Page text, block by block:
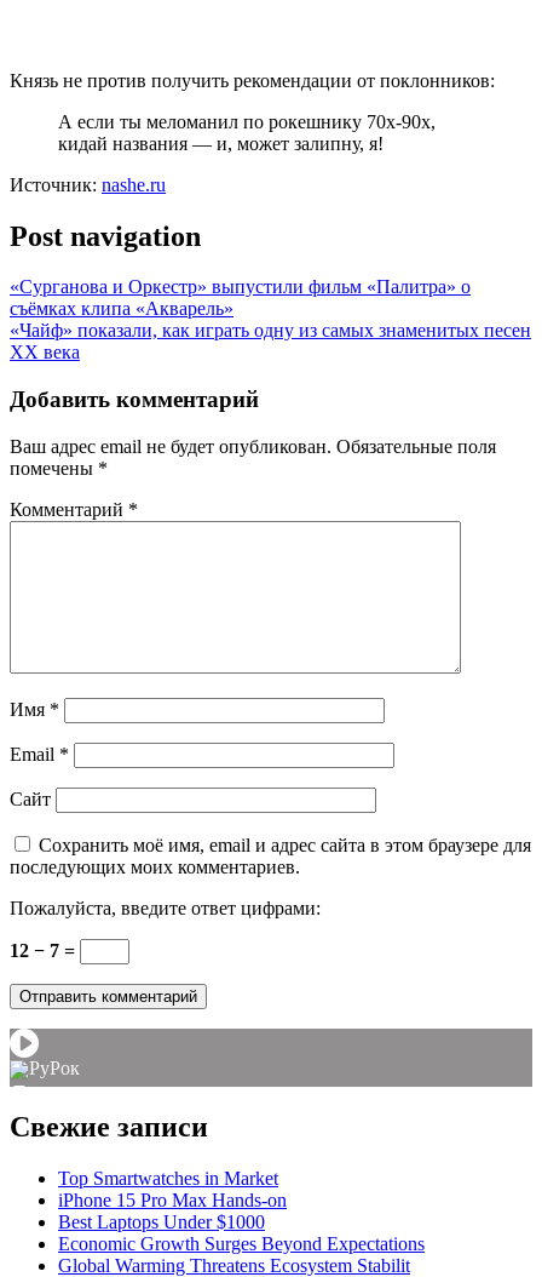
Князь не против получить рекомендации от поклонников:
А если ты меломанил по рокешнику 70х-90х,
кидай названия — и, может залипну, я!
Источник: nashe.ru
Post navigation
«Сурганова и Оркестр» выпустили фильм «Палитра» о
съёмках клипа «Акварель»
«Чайф» показали, как играть одну из самых знаменитых песен
XX века
Добавить комментарий
Ваш адрес email не будет опубликован. Обязательные поля
помечены *
Комментарий *
Имя *
Email *
Сайт
Сохранить моё имя, email и адрес сайта в этом браузере для
последующих моих комментариев.
Пожалуйста, введите ответ цифрами:
12 − 7 =
РуРок
▼
Свежие записи
Top Smartwatches in Market
iPhone 15 Pro Max Hands-on
Best Laptops Under $1000
Economic Growth Surges Beyond Expectations
Global Warming Threatens Ecosystem Stabilit